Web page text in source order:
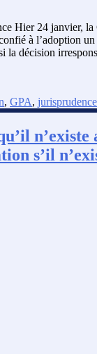
Hier 24 janvier,
à l’adoption
la décision
, GPA, jurisprudence
n’existe
s’il